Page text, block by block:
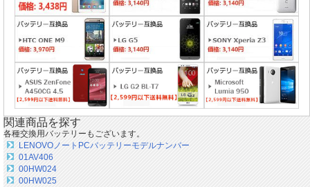
関連商品を探す
各種交換用バッテリーもございます。
LENOVOノートPCバッテリーモデルナンバー
01AV406
00HW024
00HW025